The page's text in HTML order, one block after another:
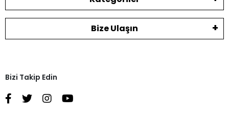
Bize Ulaşın
Bizi Takip Edin